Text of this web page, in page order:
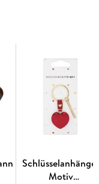
Schlüsselanhänger
Motiv